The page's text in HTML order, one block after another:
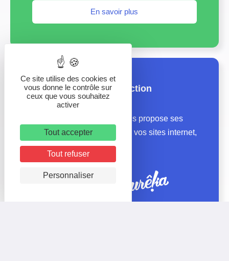
En savoir plus
Nos agences de production
Le groupe Logitourisme vous propose ses
agences pour la création de vos sites internet,
médias et print
Ce site utilise des cookies et
vous donne le contrôle sur
ceux que vous souhaitez
activer
Tout accepter
Tout refuser
Personnaliser